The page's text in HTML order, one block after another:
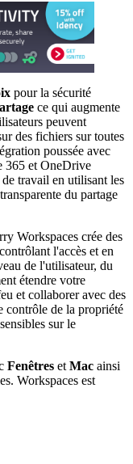
pour la sécurité
ce qui augmente
peuvent
des fichiers sur toutes
poussée avec
et OneDrive
travail en utilisant les
du partage
Workspaces crée des
l'accès et en
de l'utilisateur, du
étendre votre
et collaborer avec des
contrôle de la propriété
sur le
Fenêtres et Mac ainsi
Workspaces est